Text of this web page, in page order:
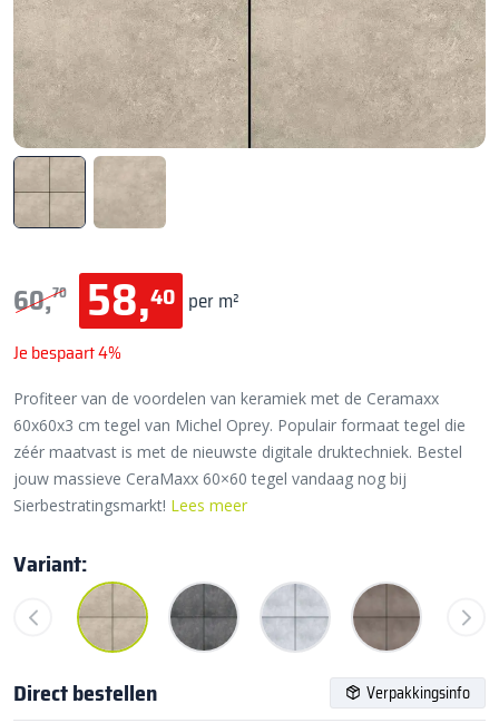
60,70 58,40 per m²
Je bespaart 4%
Profiteer van de voordelen van keramiek met de Ceramaxx
60x60x3 cm tegel van Michel Oprey. Populair formaat tegel die
zéér maatvast is met de nieuwste digitale druktechniek. Bestel
jouw massieve CeraMaxx 60×60 tegel vandaag nog bij
Sierbestratingsmarkt! Lees meer
Variant:
Direct bestellen Verpakkingsinfo